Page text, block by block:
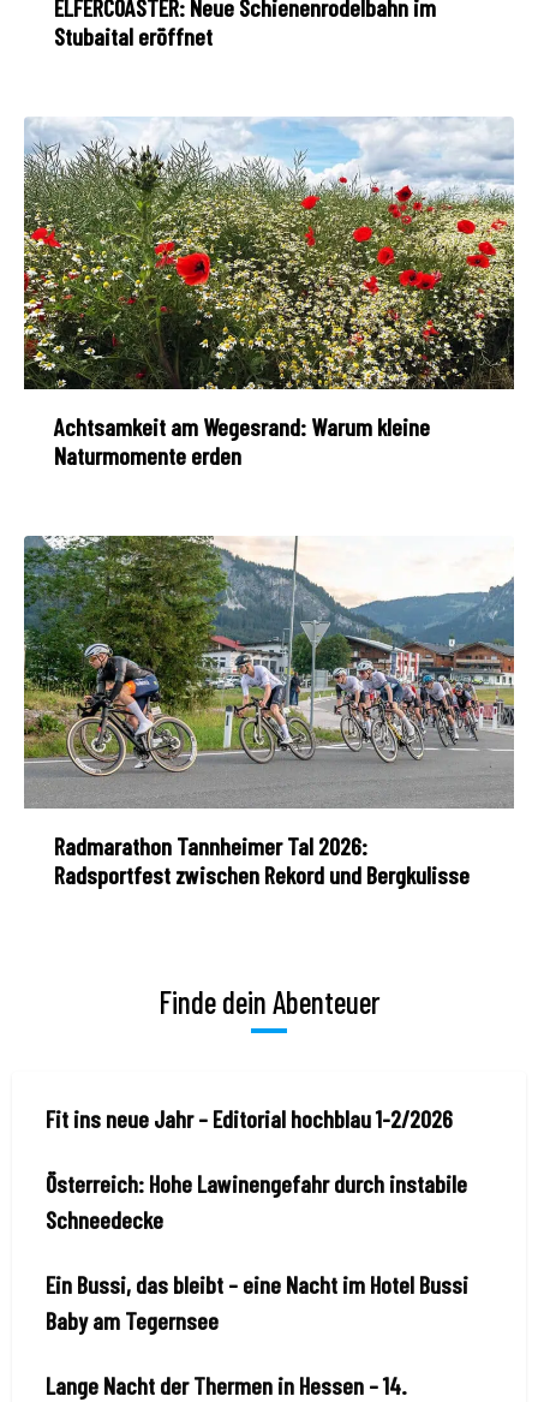
ELFERCOASTER: Neue Schienenrodelbahn im
Stubaital eröffnet
Achtsamkeit am Wegesrand: Warum kleine
Naturmomente erden
Radmarathon Tannheimer Tal 2026:
Radsportfest zwischen Rekord und Bergkulisse
Finde dein Abenteuer
Fit ins neue Jahr – Editorial hochblau 1-2/2026
Österreich: Hohe Lawinengefahr durch instabile
Schneedecke
Ein Bussi, das bleibt – eine Nacht im Hotel Bussi
Baby am Tegernsee
Lange Nacht der Thermen in Hessen – 14.